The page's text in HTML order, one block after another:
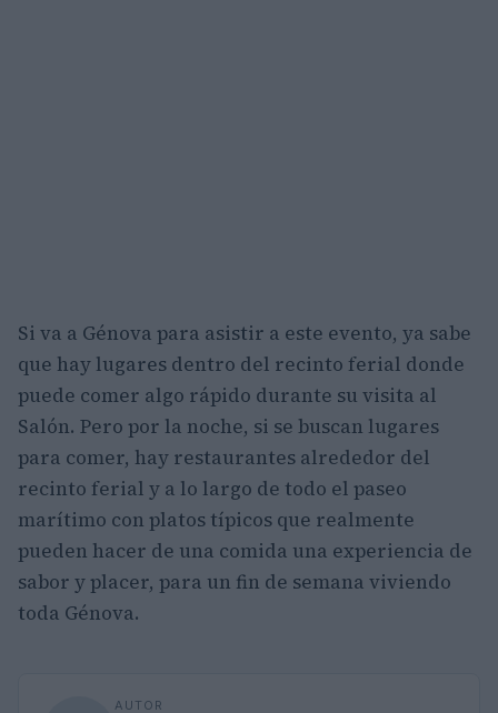
Si va a Génova para asistir a este evento, ya sabe
que hay lugares dentro del recinto ferial donde
puede comer algo rápido durante su visita al
Salón. Pero por la noche, si se buscan lugares
para comer, hay restaurantes alrededor del
recinto ferial y a lo largo de todo el paseo
marítimo con platos típicos que realmente
pueden hacer de una comida una experiencia de
sabor y placer, para un fin de semana viviendo
toda Génova.
AUTOR